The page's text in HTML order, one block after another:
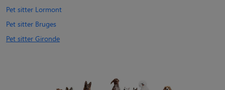
Pet sitter Lormont
Pet sitter Bruges
Pet sitter Gironde